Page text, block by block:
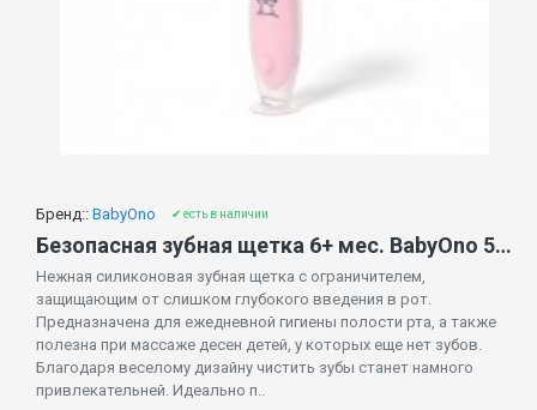
Бренд:: BabyOno ✔ есть в наличии
Безопасная зубная щетка 6+ мес. BabyOno 551/02 pink
Нежная силиконовая зубная щетка с ограничителем,
защищающим от слишком глубокого введения в рот.
Предназначена для ежедневной гигиены полости рта, а также
полезна при массаже десен детей, у которых еще нет зубов.
Благодаря веселому дизайну чистить зубы станет намного
привлекательней. Идеально п..